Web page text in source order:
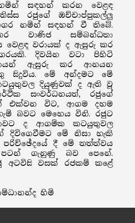
සඳහන් කරන වෙළඳ
රජුගේ ඔච්චාප්පුකල්ලු
නමින් සඳහන් වී තිබේ.
වාණිජ සම්බන්ධතා
වෙළඳ වරායක් ද ඇසුරු කර
දිවයින වටා පිහිටි
ඇසුරු කර ආනයන
සිදුවිය. මේ අන්දමට මේ
දියුණුවක් ද ඇති වූ
සංවර්ධනයත්, රජුගේ
එක්වන විට, ආගම දහම
බවට මෙහෙය විනි. රජුට
ද ආගමික කටයුතුවල
දිවිගෙවීමට මේ නිසා හැකි
දී මේ තත්ත්වය
ගැනුණු බව පෙනේ.
අටවිසි වසක් රජකම් කළේ
හිමි